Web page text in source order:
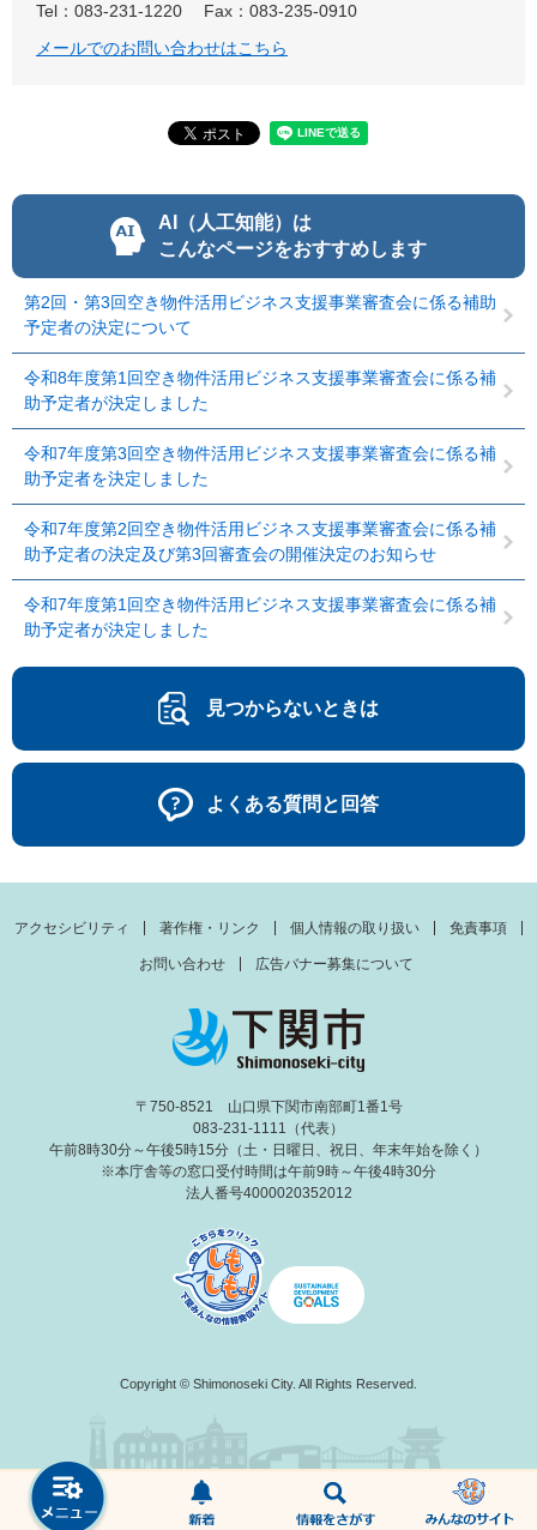
Tel：083-231-1220
Fax：083-235-0910
メールでのお問い合わせはこちら
AI（人工知能）は
こんなページをおすすめします
第2回・第3回空き物件活用ビジネス支援事業審査会に係る補助
予定者の決定について
令和8年度第1回空き物件活用ビジネス支援事業審査会に係る補
助予定者が決定しました
令和7年度第3回空き物件活用ビジネス支援事業審査会に係る補
助予定者を決定しました
令和7年度第2回空き物件活用ビジネス支援事業審査会に係る補
助予定者の決定及び第3回審査会の開催決定のお知らせ
令和7年度第1回空き物件活用ビジネス支援事業審査会に係る補
助予定者が決定しました
見つからないときは
よくある質問と回答
アクセシビリティ 著作権・リンク 個人情報の取り扱い 免責事項
お問い合わせ 広告バナー募集について
〒750-8521 山口県下関市南部町1番1号
083-231-1111（代表）
午前8時30分～午後5時15分（土・日曜日、祝日、年末年始を除く）
※本庁舎等の窓口受付時間は午前9時～午後4時30分
法人番号4000020352012
Copyright © Shimonoseki City. All Rights Reserved.